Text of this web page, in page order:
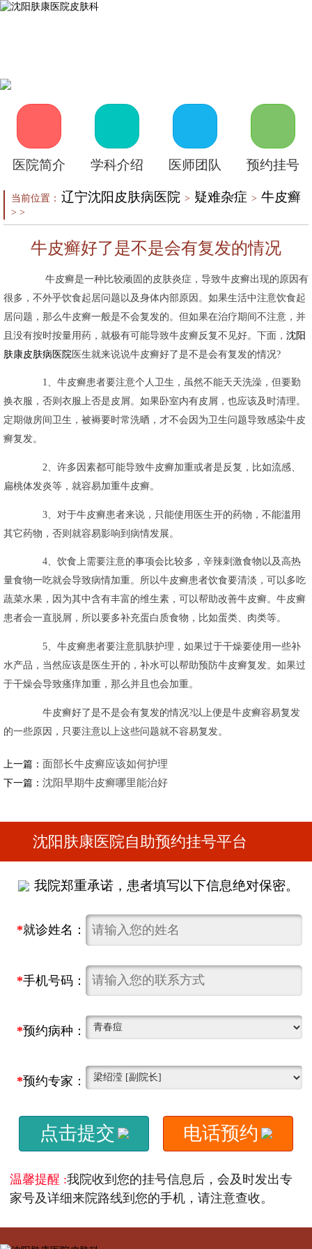
医院简介 学科介绍 医师团队 预约挂号
当前位置： 辽宁沈阳皮肤病医院 > 疑难杂症 > 牛皮癣
> >
牛皮癣好了是不是会有复发的情况
牛皮癣是一种比较顽固的皮肤炎症，导致牛皮癣出现的原因有
很多，不外乎饮食起居问题以及身体内部原因。如果生活中注意饮食起
居问题，那么牛皮癣一般是不会复发的。但如果在治疗期间不注意，并
且没有按时按量用药，就极有可能导致牛皮癣反复不见好。下面，沈阳
肤康皮肤病医院 医生就来说说牛皮癣好了是不是会有复发的情况?
1、牛皮癣患者要注意个人卫生，虽然不能天天洗澡，但要勤
换衣服，否则衣服上否是皮屑。如果卧室内有皮屑，也应该及时清理。
定期做房间卫生，被褥要时常洗晒，才不会因为卫生问题导致感染牛皮
癣复发。
2、许多因素都可能导致牛皮癣加重或者是反复，比如流感、
扁桃体发炎等，就容易加重牛皮癣。
3、对于牛皮癣患者来说，只能使用医生开的药物，不能滥用
其它药物，否则就容易影响到病情发展。
4、饮食上需要注意的事项会比较多，辛辣刺激食物以及高热
量食物一吃就会导致病情加重。所以牛皮癣患者饮食要清淡，可以多吃
蔬菜水果，因为其中含有丰富的维生素，可以帮助改善牛皮癣。牛皮癣
患者会一直脱屑，所以要多补充蛋白质食物，比如蛋类、肉类等。
5、牛皮癣患者要注意肌肤护理，如果过于干燥要使用一些补
水产品，当然应该是医生开的，补水可以帮助预防牛皮癣复发。如果过
于干燥会导致瘙痒加重，那么并且也会加重。
牛皮癣好了是不是会有复发的情况?以上便是牛皮癣容易复发
的一些原因，只要注意以上这些问题就不容易复发。
上一篇： 面部长牛皮癣应该如何护理
下一篇：沈阳早期牛皮癣哪里能治好
沈阳肤康医院自助预约挂号平台
我院郑重承诺，患者填写以下信息绝对保密。
*就诊姓名：
*手机号码：
*预约病种：
*预约专家：
点击提交 电话预约
温馨提醒 :我院收到您的挂号信息后，会及时发出专
家号及详细来院路线到您的手机，请注意查收。